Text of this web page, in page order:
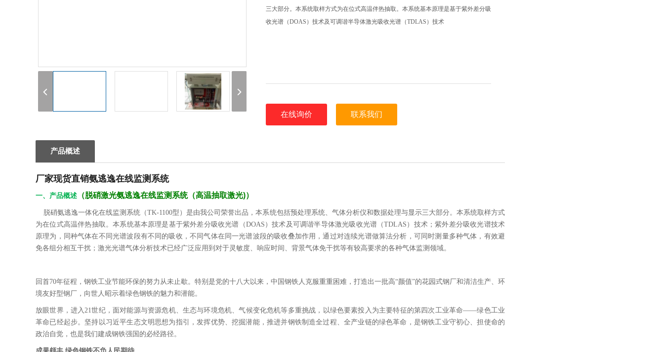
三大部分。本系统取样方式为在位式高温伴热抽取。本系统基本原理是基于紫外差分吸
收光谱（DOAS）技术及可调谐半导体激光吸收光谱（TDLAS）技术
在线询价 联系我们
产品概述
厂家现货直销氨逃逸在线监测系统
一、产品概述 （脱硝激光氨逃逸在线监测系统（高温抽取激光)）
脱硝氨逃逸一体化在线监测系统（TK-1100型）是由我公司荣誉出品，本系统包括预处理系统、气体分析仪和数据处理与显示三大部分。本系统取样方式
为在位式高温伴热抽取。本系统基本原理是基于紫外差分吸收光谱（DOAS）技术及可调谐半导体激光吸收光谱（TDLAS）技术；紫外差分吸收光谱技术
原理为，同种气体在不同光谱波段有不同的吸收，不同气体在同一光谱波段的吸收叠加作用，通过对连续光谱做算法分析，可同时测量多种气体，有效避
免各组分相互干扰；激光光谱气体分析技术已经广泛应用到对于灵敏度、响应时间、背景气体免干扰等有较高要求的各种气体监测领域。
回首70年征程，钢铁工业节能环保的努力从未止歇。特别是党的十八大以来，中国钢铁人克服重重困难，打造出一批高“颜值”的花园式钢厂和清洁生产、环
境友好型钢厂，向世人昭示着绿色钢铁的魅力和潜能。
放眼世界，进入21世纪，面对能源与资源危机、生态与环境危机、气候变化危机等多重挑战，以绿色要素投入为主要特征的第四次工业革命——绿色工业
革命已经起步。坚持以习近平生态文明思想为指引，发挥优势、挖掘潜能，推进并钢铁制造全过程、全产业链的绿色革命，是钢铁工业守初心、担使命的
政治自觉，也是我们建成钢铁强国的必经路径。